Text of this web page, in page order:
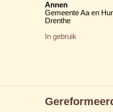
Annen
Gemeente Aa en
Drenthe
In gebruik